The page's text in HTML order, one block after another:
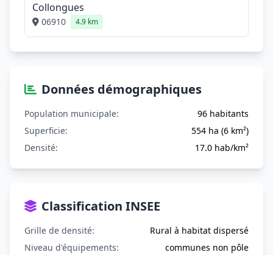
Collongues
06910 4.9 km
Données démographiques
Population municipale:
96 habitants
Superficie:
554 ha (6 km²)
Densité:
17.0 hab/km²
Classification INSEE
Grille de densité:
Rural à habitat dispersé
Niveau d'équipements:
communes non pôle